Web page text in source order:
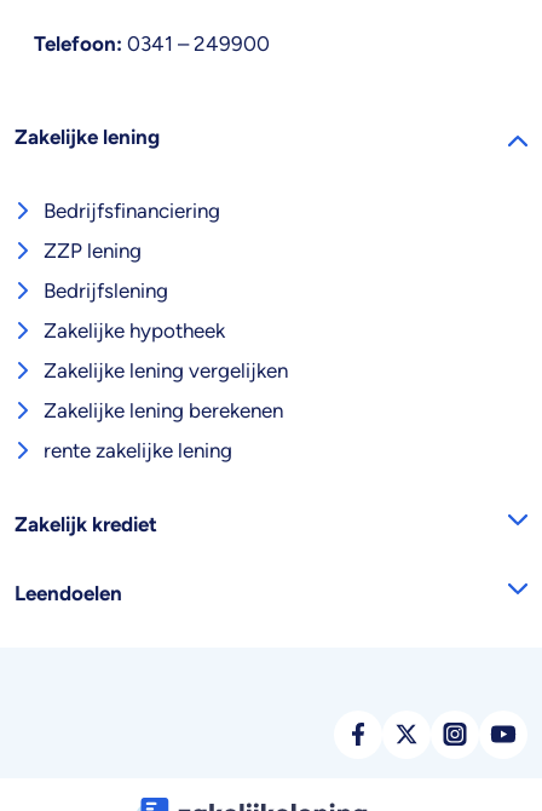
Telefoon: 0341 – 249900
Zakelijke lening
Bedrijfsfinanciering
ZZP lening
Bedrijfslening
Zakelijke hypotheek
Zakelijke lening vergelijken
Zakelijke lening berekenen
rente zakelijke lening
Zakelijk krediet
Leendoelen